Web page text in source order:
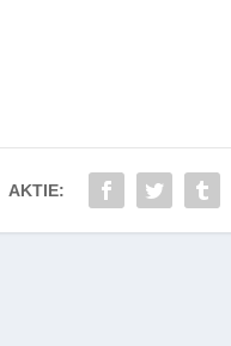
AKTIE: